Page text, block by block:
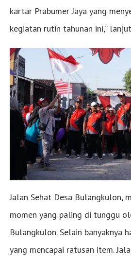
kartar Prabumer Jaya yang
kegiatan rutin tahunan ini,”
Jalan Sehat Desa Bulangkulon,
momen yang paling di tunggu
Bulangkulon. Selain banyaknya
yang mencapai ratusan item.